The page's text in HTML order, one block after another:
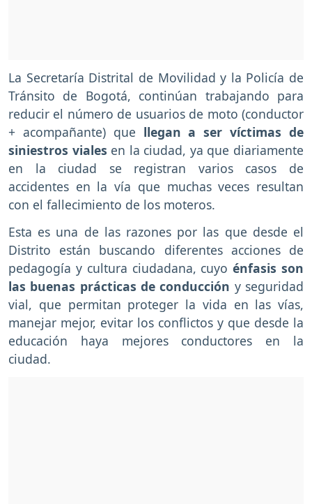
La Secretaría Distrital de Movilidad y la Policía de
Tránsito de Bogotá, continúan trabajando para
reducir el número de usuarios de moto (conductor
+ acompañante) que llegan a ser víctimas de
siniestros viales en la ciudad, ya que diariamente
en la ciudad se registran varios casos de
accidentes en la vía que muchas veces resultan
con el fallecimiento de los moteros.
Esta es una de las razones por las que desde el
Distrito están buscando diferentes acciones de
pedagogía y cultura ciudadana, cuyoénfasis son
las buenas prácticas de conducción y seguridad
vial, que permitan proteger la vida en las vías,
manejar mejor, evitar los conflictos y que desde la
educación haya mejores conductores en la
ciudad.